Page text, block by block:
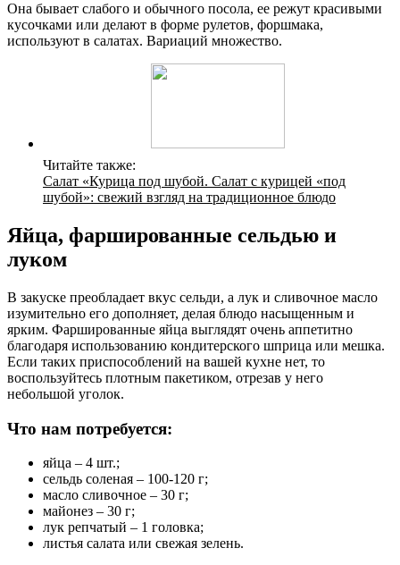
Она бывает слабого и обычного посола, ее режут красивыми
кусочками или делают в форме рулетов, форшмака,
используют в салатах. Вариаций множество.
Читайте также:
Салат «Курица под шубой. Салат с курицей «под
шубой»: свежий взгляд на традиционное блюдо
Яйца, фаршированные сельдью и
луком
В закуске преобладает вкус сельди, а лук и сливочное масло
изумительно его дополняет, делая блюдо насыщенным и
ярким. Фаршированные яйца выглядят очень аппетитно
благодаря использованию кондитерского шприца или мешка.
Если таких приспособлений на вашей кухне нет, то
воспользуйтесь плотным пакетиком, отрезав у него
небольшой уголок.
Что нам потребуется:
яйца – 4 шт.;
сельдь соленая – 100-120 г;
масло сливочное – 30 г;
майонез – 30 г;
лук репчатый – 1 головка;
листья салата или свежая зелень.